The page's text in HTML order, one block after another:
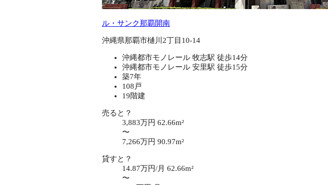
ル・サンク那覇開南
沖縄県那覇市樋川2丁目10-14
沖縄都市モノレール 牧志駅 徒歩14分
沖縄都市モノレール 安里駅 徒歩15分
築7年
108戸
19階建
売ると？
3,883万円 62.66m²
〜
7,266万円 90.97m²
貸すと？
14.87万円/月 62.66m²
〜